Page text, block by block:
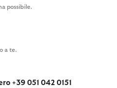
possibile.
a te.
+39 051 042 0151